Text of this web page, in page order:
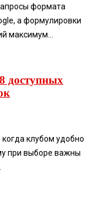
формата
а формулировки
максимум...
доступных
клубом удобно
при выборе важны